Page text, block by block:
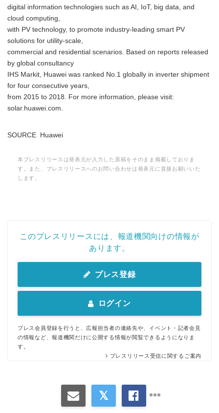
digital information technologies such as AI, IoT, big data, and
cloud computing,
with PV technology, to promote industry-leading smart PV
solutions for utility-scale,
commercial and residential scenarios. Based on reports released
by global consultancy
IHS Markit, Huawei was ranked No.1 globally in inverter shipment
for four consecutive years,
from 2015 to 2018. For more information, please visit:
solar.huawei.com.
SOURCE Huawei
本プレスリリースは発表元が入力した原稿をそのまま掲載しておりま
す。また、プレスリリースへのお問い合わせは発表元に直接お願いいた
します。
このプレスリリースには、報道機関向けの情報が
あります。
プレス登録
ログイン
プレス会員登録を行うと、広報担当者の連絡先や、イベント・記者会見
の情報など、報道機関だけに公開する情報が閲覧できるようになりま
す。
プレスリリース受信に関するご案内
Japanese
English